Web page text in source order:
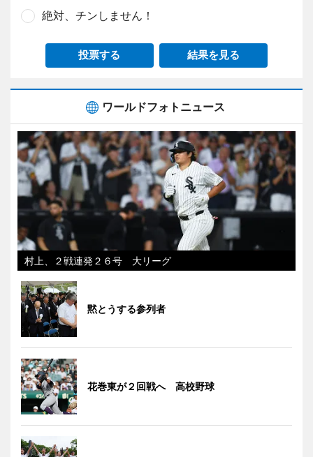
絶対、チンしません！
投票する 結果を見る
ワールドフォトニュース
村上、２戦連発２６号 大リーグ
黙とうする参列者
花巻東が２回戦へ 高校野球